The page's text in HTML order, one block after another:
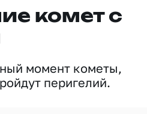
комет с
момент кометы,
перигелий.